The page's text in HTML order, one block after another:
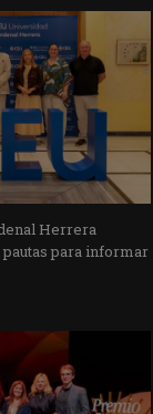
Herrera
para informar